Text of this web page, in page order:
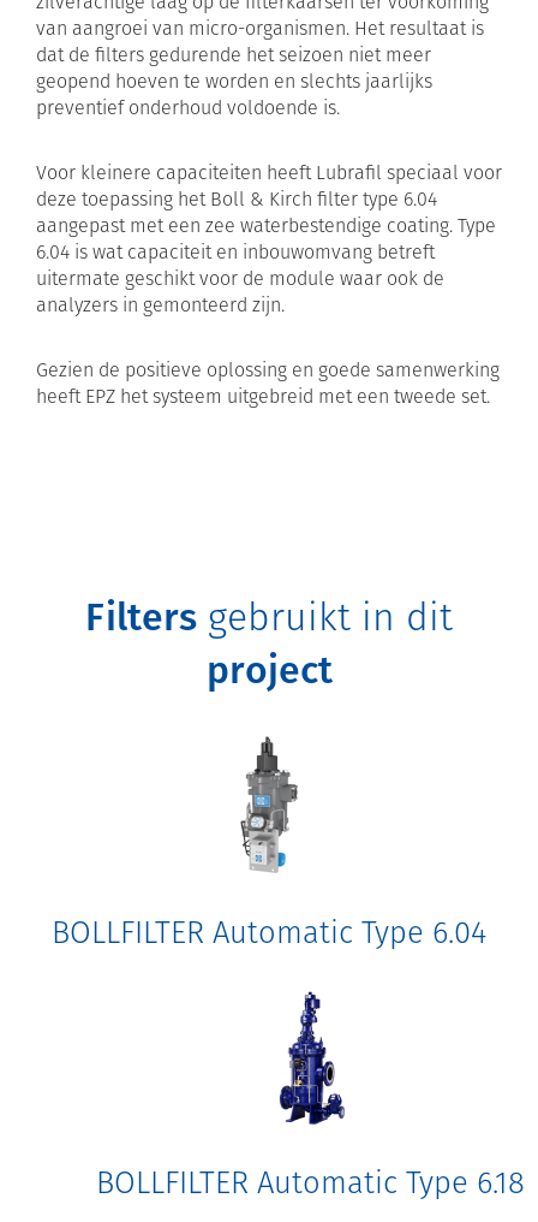
van aangroei van micro-organismen. Het resultaat is
dat de filters gedurende het seizoen niet meer
geopend hoeven te worden en slechts jaarlijks
preventief onderhoud voldoende is.
Voor kleinere capaciteiten heeft Lubrafil speciaal voor
deze toepassing het Boll & Kirch filter type 6.04
aangepast met een zee waterbestendige coating. Type
6.04 is wat capaciteit en inbouwomvang betreft
uitermate geschikt voor de module waar ook de
analyzers in gemonteerd zijn.
Gezien de positieve oplossing en goede samenwerking
heeft EPZ het systeem uitgebreid met een tweede set.
Filters gebruikt in dit
project
BOLLFILTER Automatic Type 6.04
BOLLFILTER Automatic Type 6.18